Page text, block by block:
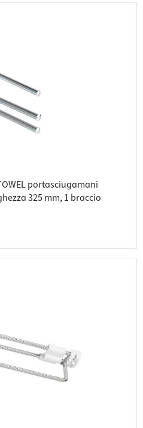
portasciugamani
325 mm, 1 braccio